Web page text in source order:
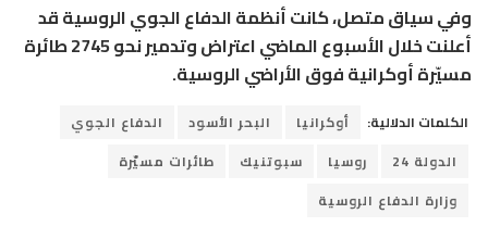
وفي سياق متصل، كانت أنظمة الدفاع الجوي الروسية قد
أعلنت خلال الأسبوع الماضي اعتراض وتدمير نحو 2745 طائرة
مسيّرة أوكرانية فوق الأراضي الروسية.
الكلمات الدلالية: أوكرانيا البحر الأسود
الدفاع الجوي
الدولة 24
روسيا سبوتنيك
طائرات مسيّرة
وزارة الدفاع الروسية